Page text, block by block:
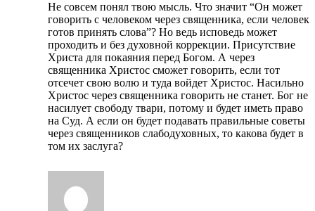
Не совсем понял твою мысль. Что значит “Он может
говорить с человеком через священника, если человек
готов принять слова”? Но ведь исповедь может
проходить и без духовной коррекции. Присутствие
Христа для покаяния перед Богом. А через
священника Христос сможет говорить, если тот
отсечет свою волю и туда войдет Христос. Насильно
Христос через священника говорить не станет. Бог не
насилует свободу твари, потому и будет иметь право
на Суд. А если он будет подавать правильные советы
через священников слабодуховных, то какова будет в
том их заслуга?